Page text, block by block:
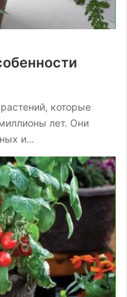
которые
лет. Они
и…